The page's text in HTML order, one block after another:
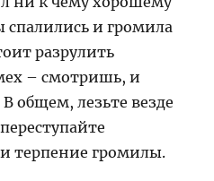
спалились и громила
разрулить
– смотришь, и
общем, лезьте везде
терпение громилы.